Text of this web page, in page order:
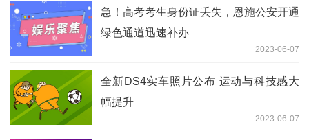
急！高考考生身份证丢失，恩施公安开通
绿色通道迅速补办
2023-06-07
全新DS4实车照片公布 运动与科技感大
幅提升
2023-06-07